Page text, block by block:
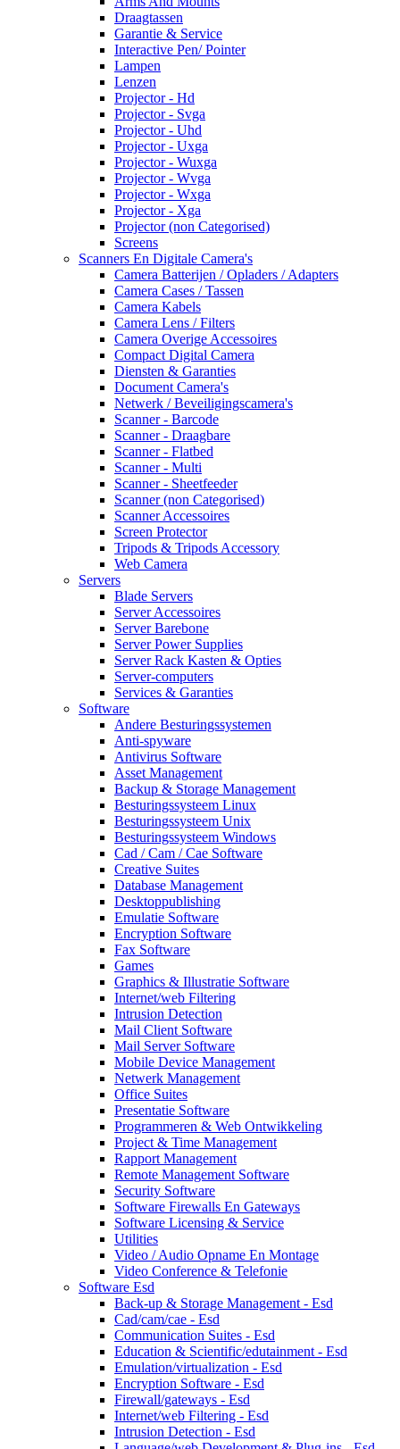
Draagtassen
Garantie & Service
Interactive Pen/ Pointer
Lampen
Lenzen
Projector - Hd
Projector - Svga
Projector - Uhd
Projector - Uxga
Projector - Wuxga
Projector - Wvga
Projector - Wxga
Projector - Xga
Projector (non Categorised)
Screens
Scanners En Digitale Camera's
Camera Batterijen / Opladers / Adapters
Camera Cases / Tassen
Camera Kabels
Camera Lens / Filters
Camera Overige Accessoires
Compact Digital Camera
Diensten & Garanties
Document Camera's
Netwerk / Beveiligingscamera's
Scanner - Barcode
Scanner - Draagbare
Scanner - Flatbed
Scanner - Multi
Scanner - Sheetfeeder
Scanner (non Categorised)
Scanner Accessoires
Screen Protector
Tripods & Tripods Accessory
Web Camera
Servers
Blade Servers
Server Accessoires
Server Barebone
Server Power Supplies
Server Rack Kasten & Opties
Server-computers
Services & Garanties
Software
Andere Besturingssystemen
Anti-spyware
Antivirus Software
Asset Management
Backup & Storage Management
Besturingssysteem Linux
Besturingssysteem Unix
Besturingssysteem Windows
Cad / Cam / Cae Software
Creative Suites
Database Management
Desktoppublishing
Emulatie Software
Encryption Software
Fax Software
Games
Graphics & Illustratie Software
Internet/web Filtering
Intrusion Detection
Mail Client Software
Mail Server Software
Mobile Device Management
Netwerk Management
Office Suites
Presentatie Software
Programmeren & Web Ontwikkeling
Project & Time Management
Rapport Management
Remote Management Software
Security Software
Software Firewalls En Gateways
Software Licensing & Service
Utilities
Video / Audio Opname En Montage
Video Conference & Telefonie
Software Esd
Back-up & Storage Management - Esd
Cad/cam/cae - Esd
Communication Suites - Esd
Education & Scientific/edutainment - Esd
Emulation/virtualization - Esd
Encryption Software - Esd
Firewall/gateways - Esd
Internet/web Filtering - Esd
Intrusion Detection - Esd